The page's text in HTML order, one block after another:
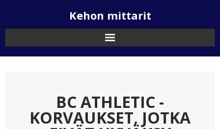
Kehon mittarit
BC ATHLETIC -
KORVAUKSET, JOTKA